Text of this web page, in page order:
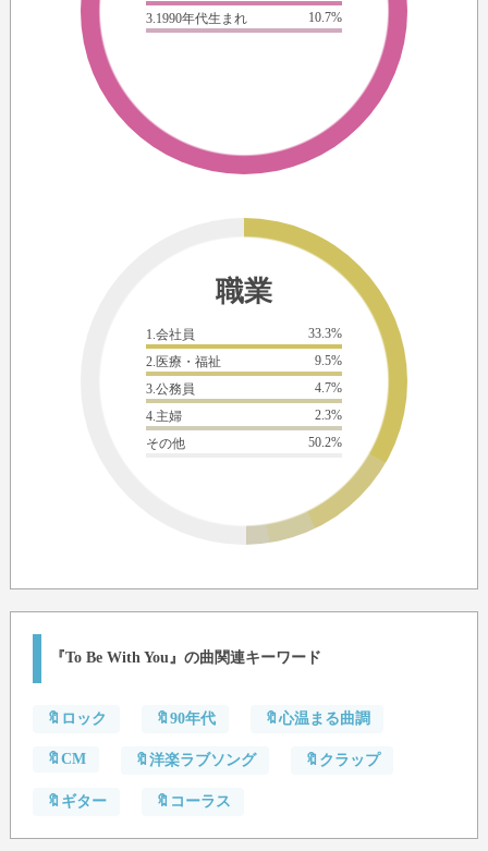
3.1990年代生まれ
10.7%
職業
1.会社員
33.3%
2.医療・福祉
9.5%
3.公務員
4.7%
4.主婦
2.3%
その他
50.2%
『To Be With You』の曲関連キーワード
🔖ロック 🔖90年代 🔖心温まる曲調
🔖CM 🔖洋楽ラブソング 🔖クラップ
🔖ギター 🔖コーラス